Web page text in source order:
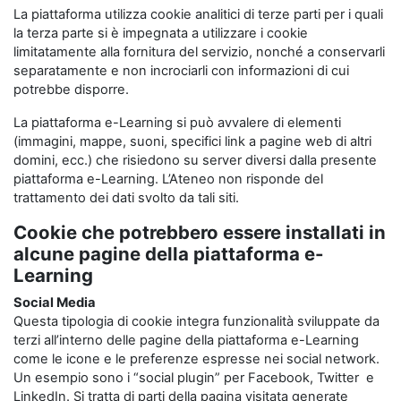
La piattaforma utilizza cookie analitici di terze parti per i quali
la terza parte si è impegnata a utilizzare i cookie
limitatamente alla fornitura del servizio, nonché a conservarli
separatamente e non incrociarli con informazioni di cui
potrebbe disporre.
La piattaforma e-Learning si può avvalere di elementi
(immagini, mappe, suoni, specifici link a pagine web di altri
domini, ecc.) che risiedono su server diversi dalla presente
piattaforma e-Learning. L’Ateneo non risponde del
trattamento dei dati svolto da tali siti.
Cookie che potrebbero essere installati in
alcune pagine della piattaforma e-
Learning
Social Media
Questa tipologia di cookie integra funzionalità sviluppate da
terzi all’interno delle pagine della piattaforma e-Learning
come le icone e le preferenze espresse nei social network.
Un esempio sono i “social plugin” per Facebook, Twitter e
LinkedIn. Si tratta di parti della pagina visitata generate